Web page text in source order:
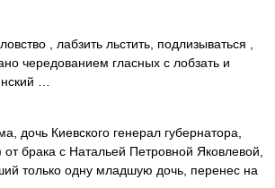
, лабзить льстить, подлизываться ,
чередованием гласных с лобзать и
…
дочь Киевского генерал губернатора,
брака с Натальей Петровной Яковлевой,
только одну младшую дочь, перенес на